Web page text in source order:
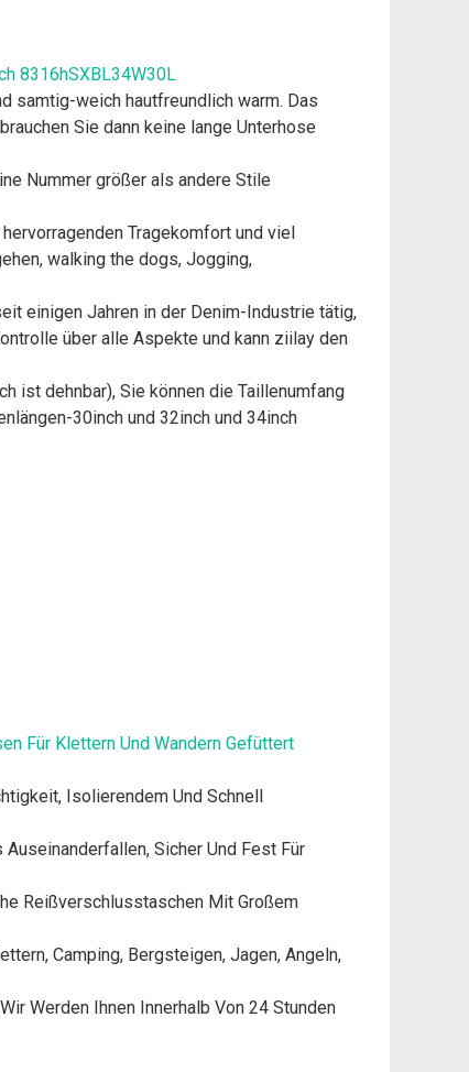
8316hSXBL34W30L
samtig-weich hautfreundlich warm. Das
Sie dann keine lange Unterhose
Nummer größer als andere Stile
Tragekomfort und viel
walking the dogs, Jogging,
einigen Jahren in der Denim-Industrie tätig,
über alle Aspekte und kann ziilay den
ist dehnbar), Sie können die Taillenumfang
30inch und 32inch und 34inch
Für Klettern Und Wandern Gefüttert
Isolierendem Und Schnell
Sicher Und Fest Für
Reißverschlusstaschen Mit Großem
Camping, Bergsteigen, Jagen, Angeln,
Werden Ihnen Innerhalb Von 24 Stunden